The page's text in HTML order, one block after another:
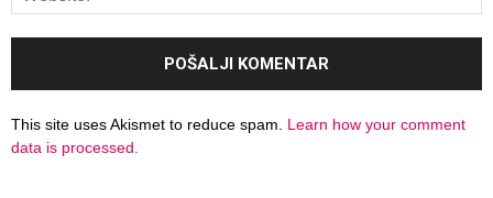
This site uses Akismet to reduce spam. Learn how your comment
data is processed.